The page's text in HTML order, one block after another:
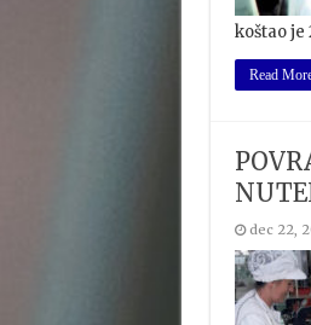
koštao je
Read
dec 22,